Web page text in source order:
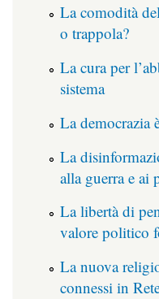
La comodità
o trappola?
La cura per
sistema
La democrazia
La
alla guerra e ai
La libertà di
valore politico
La nuova
connessi in